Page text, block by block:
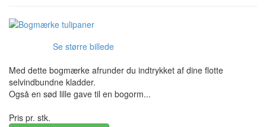
Se større billede
Med dette bogmærke afrunder du indtrykket af dine flotte
selvindbundne kladder.
Også en sød lille gave til en bogorm...
Pris pr. stk.